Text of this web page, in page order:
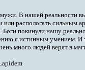
В нашей реальности
распологать сильным
покинули нашу
с истинным умением.
много людей верят в